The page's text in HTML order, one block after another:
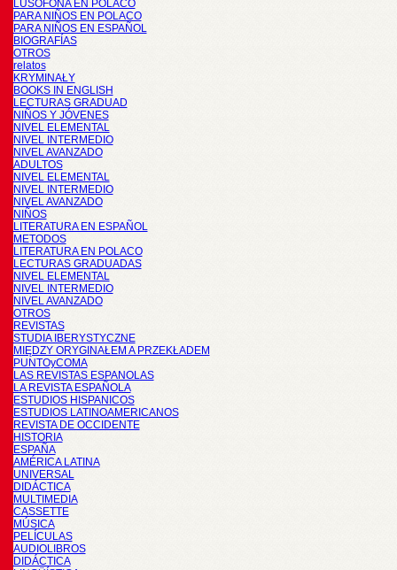
LUSÓFONA EN POLACO
PARA NIÑOS EN POLACO
PARA NIÑOS EN ESPAÑOL
BIOGRAFÍAS
OTROS
relatos
KRYMINAŁY
BOOKS IN ENGLISH
LECTURAS GRADUAD
NIÑOS Y JÓVENES
NIVEL ELEMENTAL
NIVEL INTERMEDIO
NIVEL AVANZADO
ADULTOS
NIVEL ELEMENTAL
NIVEL INTERMEDIO
NIVEL AVANZADO
NIÑOS
LITERATURA EN ESPAÑOL
METODOS
LITERATURA EN POLACO
LECTURAS GRADUADAS
NIVEL ELEMENTAL
NIVEL INTERMEDIO
NIVEL AVANZADO
OTROS
REVISTAS
STUDIA IBERYSTYCZNE
MIĘDZY ORYGINAŁEM A PRZEKŁADEM
PUNTOyCOMA
LAS REVISTAS ESPANOLAS
LA REVISTA ESPAÑOLA
ESTUDIOS HISPANICOS
ESTUDIOS LATINOAMERICANOS
REVISTA DE OCCIDENTE
HISTORIA
ESPAÑA
AMÉRICA LATINA
UNIVERSAL
DIDÁCTICA
MULTIMEDIA
CASSETTE
MÚSICA
PELÍCULAS
AUDIOLIBROS
DIDÁCTICA